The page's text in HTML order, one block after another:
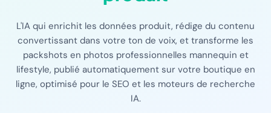
L'IA qui enrichit les données produit, rédige du contenu
convertissant dans votre ton de voix, et transforme les
packshots en photos professionnelles mannequin et
lifestyle, publié automatiquement sur votre boutique en
ligne, optimisé pour le SEO et les moteurs de recherche
IA.